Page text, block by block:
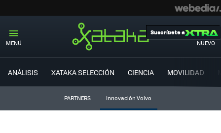
MENÚ NUEVO
Suscríbete a
ANÁLISIS XATAKA SELECCIÓN CIENCIA MOVILIDAD
PARTNERS Innovación Volvo